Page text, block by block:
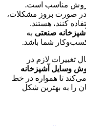
فروش مناسب است.
در صورت بروز مشکلات،
کنند، هستند.
صنعتی به
شما باشد.
تغییرات لازم در
وسایل آشپزخانه
تا همواره در خط
را به بهترین شکل